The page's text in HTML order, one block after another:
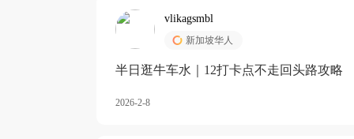
vlikagsmbl
新加坡华人
半日逛牛车水｜12打卡点不走回头路攻略
2026-2-8